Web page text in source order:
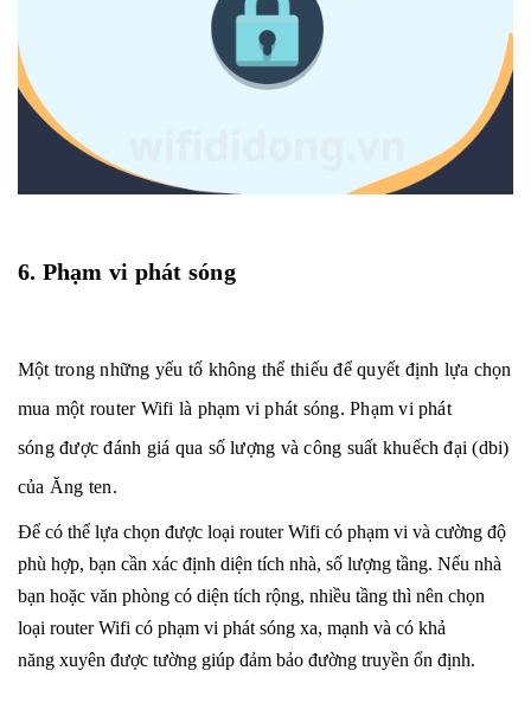
6. Phạm vi phát sóng
Một trong những yếu tố không thể thiếu để quyết định lựa chọn
mua một router Wifi là phạm vi phát sóng. Phạm vi phát
sóng được đánh giá qua số lượng và công suất khuếch đại (dbi)
của Ăng ten.
Để có thể lựa chọn được loại router Wifi có phạm vi và cường độ
phù hợp, bạn cần xác định diện tích nhà, số lượng tầng. Nếu nhà
bạn hoặc văn phòng có diện tích rộng, nhiều tầng thì nên chọn
loại router Wifi có phạm vi phát sóng xa, mạnh và có khả
năng xuyên được tường giúp đảm bảo đường truyền ổn định.